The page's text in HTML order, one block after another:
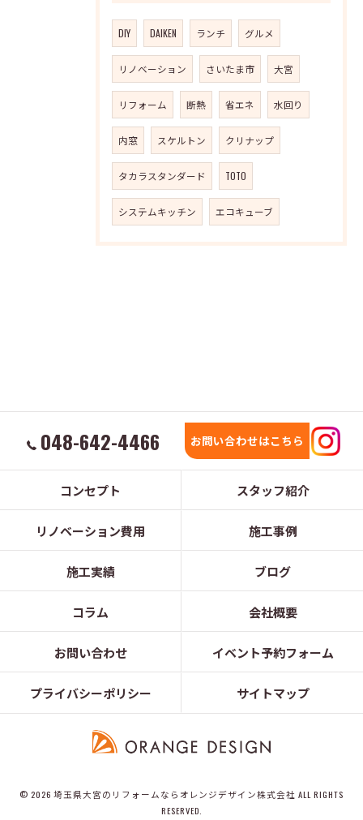
DIY DAIKEN ランチ グルメ
リノベーション さいたま市 大宮
リフォーム 断熱 省エネ 水回り
内窓 スケルトン クリナップ
タカラスタンダード TOTO
システムキッチン エコキューブ
048-642-4466 お問い合わせはこちら
コンセプト スタッフ紹介
リノベーション費用 施工事例
施工実績 ブログ
コラム 会社概要
お問い合わせ イベント予約フォーム
プライバシーポリシー サイトマップ
© 2026 埼玉県大宮のリフォームならオレンジデザイン株式会社 ALL RIGHTS
RESERVED.